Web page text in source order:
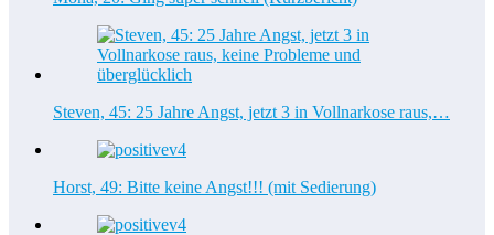
Steven, 45: 25 Jahre Angst, jetzt 3 in Vollnarkose raus,…
Horst, 49: Bitte keine Angst!!! (mit Sedierung)